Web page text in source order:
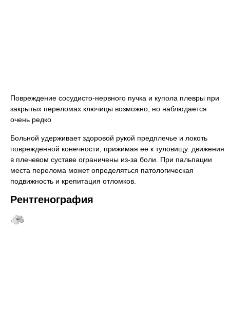
Повреждение сосудисто-нервного пучка и купола плевры при
закрытых переломах ключицы возможно, но наблюдается
очень редко
Больной удерживает здоровой рукой предплечье и локоть
поврежденной конечности, прижимая ее к туловищу. движения
в плечевом суставе ограничены из-за боли. При пальпации
места перелома может определяться патологическая
подвижность и крепитация отломков.
Рентгенография